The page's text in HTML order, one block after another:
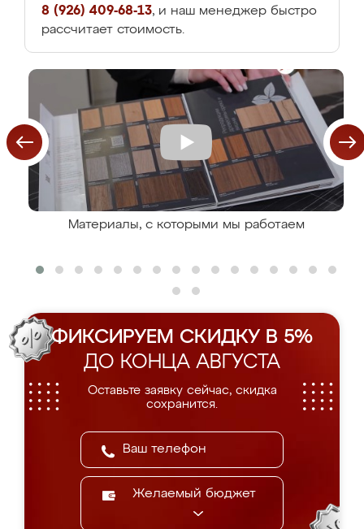
8 (926) 409-68-13, и наш менеджер быстро
рассчитает стоимость.
Материалы, с которыми мы работаем
ФИКСИРУЕМ СКИДКУ В 5%
ДО КОНЦА АВГУСТА
Оставьте заявку сейчас, скидка
сохранится.
Желаемый бюджет